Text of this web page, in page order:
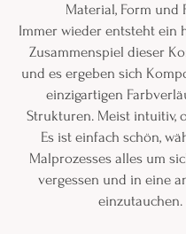
Material, Form und
Immer wieder entsteht ein
Zusammenspiel dieser
und es ergeben sich
einzigartigen
Strukturen. Meist intuitiv,
Es ist einfach schön,
Malprozesses alles um
vergessen und in eine
einzutauchen.